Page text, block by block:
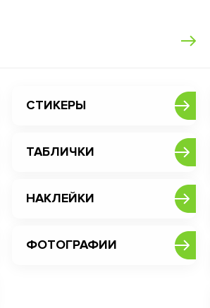
СТИКЕРЫ
ТАБЛИЧКИ
НАКЛЕЙКИ
ФОТОГРАФИИ